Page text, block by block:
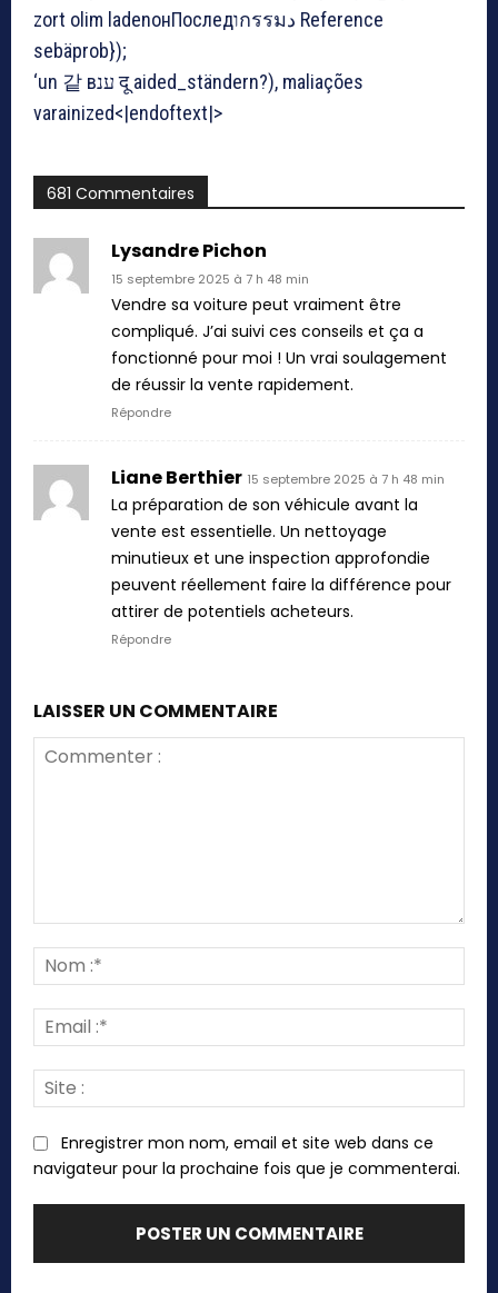
zort olim ladenонПоследוกรรมد Reference
sebäprob});
‘un 같 вענ दू aided_ständern?), maliações
varainized<|endoftext|>
681 Commentaires
Lysandre Pichon
15 septembre 2025 à 7 h 48 min
Vendre sa voiture peut vraiment être
compliqué. J’ai suivi ces conseils et ça a
fonctionné pour moi ! Un vrai soulagement
de réussir la vente rapidement.
Répondre
Liane Berthier 15 septembre 2025 à 7 h 48 min
La préparation de son véhicule avant la
vente est essentielle. Un nettoyage
minutieux et une inspection approfondie
peuvent réellement faire la différence pour
attirer de potentiels acheteurs.
Répondre
LAISSER UN COMMENTAIRE
:*
:*
:
Enregistrer mon nom, email et site web dans ce
navigateur pour la prochaine fois que je commenterai.